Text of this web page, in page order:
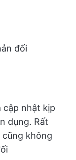
đối
cập nhật kịp
dụng. Rất
không